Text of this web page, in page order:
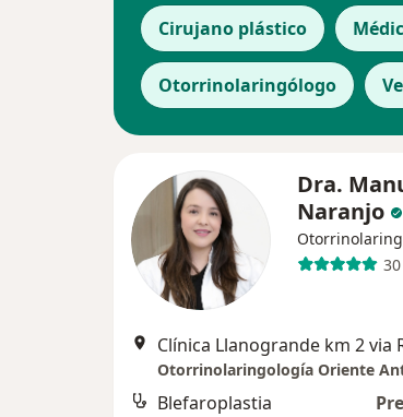
Cirujano plástico
Otorrinolaringólogo
Dra.
Naranjo
Otorrinolaringología Oriente
Blefaroplastia